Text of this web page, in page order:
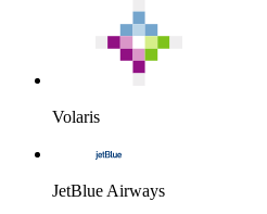
Volaris
JetBlue Airways